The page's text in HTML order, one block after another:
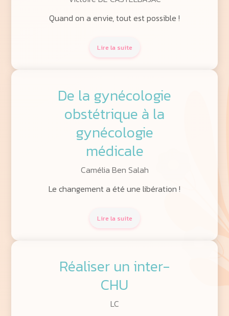
Quand on a envie, tout est possible !
Lire la suite
De la gynécologie
obstétrique à la
gynécologie
médicale
Camélia Ben Salah
Le changement a été une libération !
Lire la suite
Réaliser un inter-
CHU
LC